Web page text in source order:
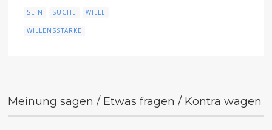
SEIN SUCHE WILLE
WILLENSSTÄRKE
Meinung sagen / Etwas fragen / Kontra wagen